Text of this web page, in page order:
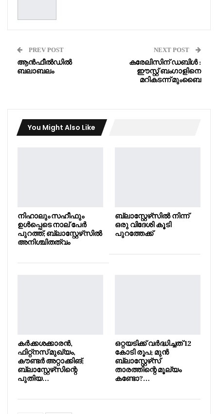
PREV POST
ആൻഫീൽഡിൽ
ബലാബലം
NEXT POST
കരേലിസിന് ഡബിൾ :
ഈസ്റ്റ് ബംഗാളിനെ
മറികടന്ന് മുംബൈ
You Might Also Like
നിഹാലും സഹീഫും
ഉൾപ്പെടെ നാല് പേർ
പുറത്ത്; ബ്ലാസ്റ്റേഴ്‌സിൽ
അനിശ്ചിതത്വം
ബ്ലാസ്റ്റേഴ്‌സിൽ നിന്ന്
ഒരു വിദേശി കൂടി
പുറത്തേക്ക്
കർക്കശക്കാരൻ,
ഫിറ്റ്നസ് മുഖ്യം,
കൗണ്ടർ അറ്റാക്കിങ്;
ബ്ലാസ്റ്റേഴ്‌സിന്റെ
പുതിയ…
ഒറ്റയടിക്ക് വർദ്ധിച്ചത് 12
കോടി രൂപ; മുൻ
ബ്ലാസ്റ്റേഴ്‌സ്
താരത്തിന്റെ മൂല്യം
കണ്ടോ?…